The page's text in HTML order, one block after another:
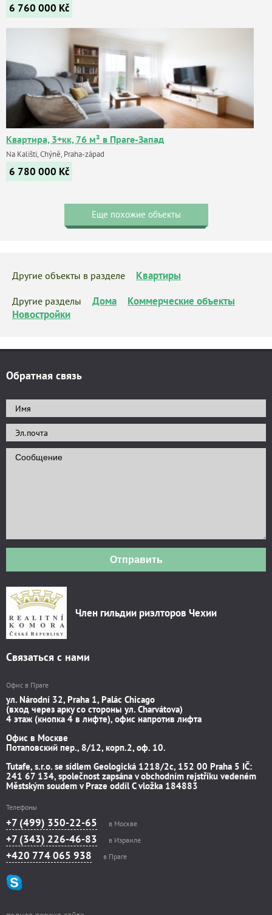
6 760 000 Kč
Квартира, 3+кк, 76 м² в Праге-Запад
Na Kališti, Chýně, Praha-západ
6 780 000 Kč
Еще похожие объекты
Другие объекты в разделе Квартиры
Другие разделы Дома
Коммерческие объекты
Новостройки
Обратная связь
Отправить
Член гильдии риэлторов Чехии
Связаться с нами
Офис в Праге
ул. Národní 32, Praha 1, Palác Chicago
(вход через арку со стороны ул. Charvátova)
4 этаж (кнопка 4 в лифте), офис напротив лифта
Офис в Москве
Потаповский пер., 8/12, корп.2, оф. 10.
Tutafe, s.r.o. se sídlem Geologická 1218/2c, 152 00 Praha 5 IČ:
241 67 134, společnost zapsána v obchodním rejstříku vedeném
Městským soudem v Praze oddíl C vložka 184883
Телефоны
+7 (499) 350-22-65 в Москве
+7 (343) 226-46-83 в Израиле
+420 774 065 938 в Праге